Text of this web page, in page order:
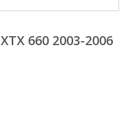
XTX 660 2003-2006